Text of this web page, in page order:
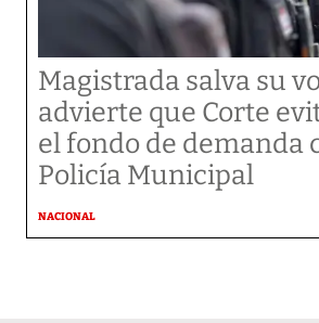
Magistrada salva su
advierte que Corte
el fondo de demanda
Policía Municipal
NACIONAL